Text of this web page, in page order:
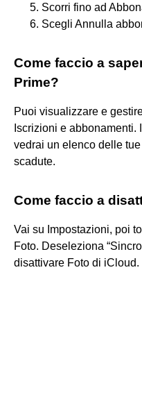
Scorri fino ad
Scegli Annulla
Come faccio a
Prime?
Puoi visualizzare e
Iscrizioni e abbonamenti.
vedrai un elenco delle
scadute.
Come faccio a
Vai su Impostazioni, poi
Foto. Deseleziona
disattivare Foto di iCloud.